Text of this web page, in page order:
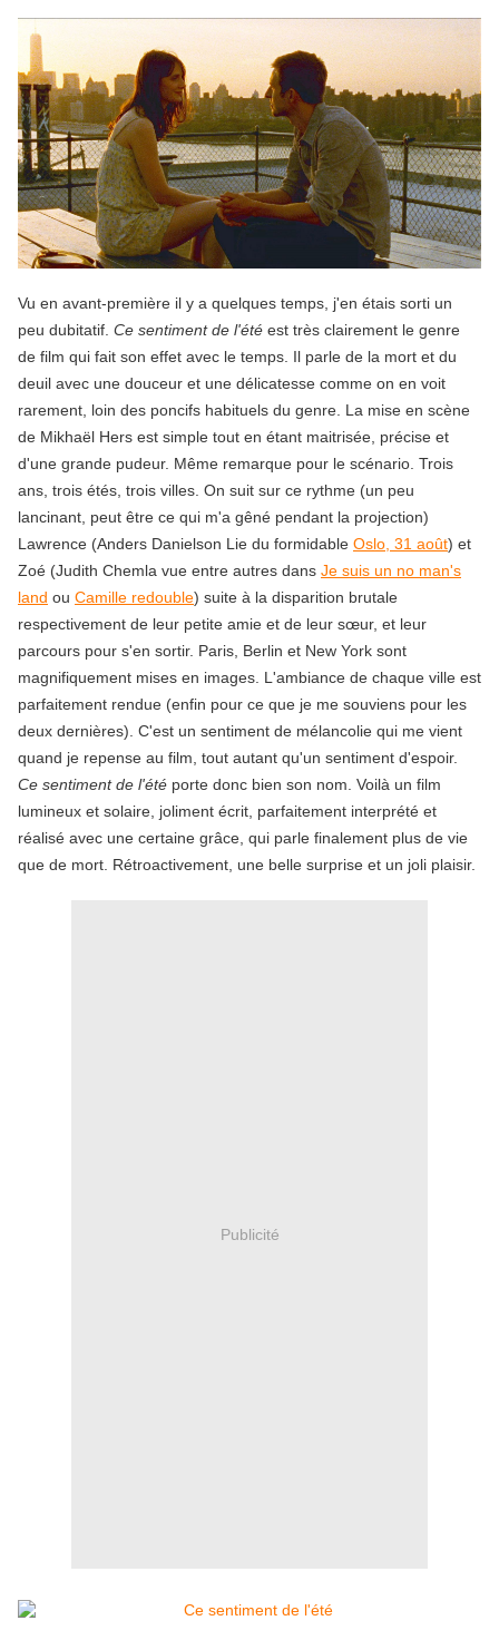
Vu en avant-première il y a quelques temps, j'en étais sorti un
peu dubitatif. Ce sentiment de l'été est très clairement le genre
de film qui fait son effet avec le temps. Il parle de la mort et du
deuil avec une douceur et une délicatesse comme on en voit
rarement, loin des poncifs habituels du genre. La mise en scène
de Mikhaël Hers est simple tout en étant maitrisée, précise et
d'une grande pudeur. Même remarque pour le scénario. Trois
ans, trois étés, trois villes. On suit sur ce rythme (un peu
lancinant, peut être ce qui m'a gêné pendant la projection)
Lawrence (Anders Danielson Lie du formidable Oslo, 31 août) et
Zoé (Judith Chemla vue entre autres dans Je suis un no man's
land ou Camille redouble) suite à la disparition brutale
respectivement de leur petite amie et de leur sœur, et leur
parcours pour s'en sortir. Paris, Berlin et New York sont
magnifiquement mises en images. L'ambiance de chaque ville est
parfaitement rendue (enfin pour ce que je me souviens pour les
deux dernières). C'est un sentiment de mélancolie qui me vient
quand je repense au film, tout autant qu'un sentiment d'espoir.
Ce sentiment de l'été porte donc bien son nom. Voilà un film
lumineux et solaire, joliment écrit, parfaitement interprété et
réalisé avec une certaine grâce, qui parle finalement plus de vie
que de mort. Rétroactivement, une belle surprise et un joli plaisir.
Publicité